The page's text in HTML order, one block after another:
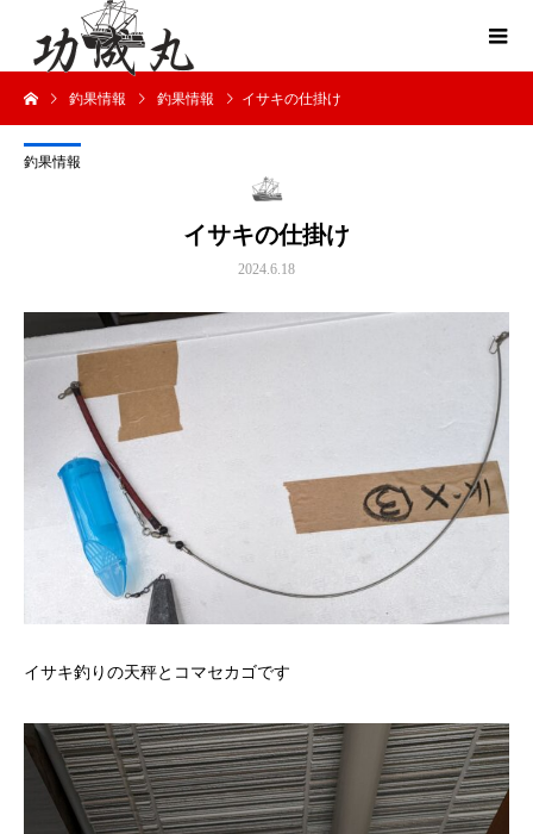
釣果情報 釣果情報 イサキの仕掛け
釣果情報
イサキの仕掛け
2024.6.18
イサキ釣りの天秤とコマセカゴです